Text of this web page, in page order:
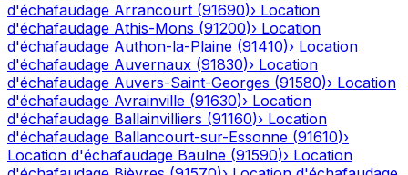
d'échafaudage Arrancourt (91690)› Location
d'échafaudage Athis-Mons (91200)› Location
d'échafaudage Authon-la-Plaine (91410)› Location
d'échafaudage Auvernaux (91830)› Location
d'échafaudage Auvers-Saint-Georges (91580)› Location
d'échafaudage Avrainville (91630)› Location
d'échafaudage Ballainvilliers (91160)› Location
d'échafaudage Ballancourt-sur-Essonne (91610)›
Location d'échafaudage Baulne (91590)› Location